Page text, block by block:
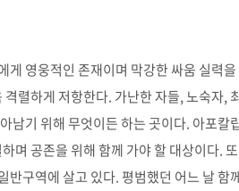
게 영웅적인 존재이며 막강한 싸움 실력
렬하게 저항한다. 가난한 자들, 노숙자,
남기 위해 무엇이든 하는 곳이다. 아포칼
며 공존을 위해 함께 가야 할 대상이다.
반구역에 살고 있다. 평범했던 어느 날 함